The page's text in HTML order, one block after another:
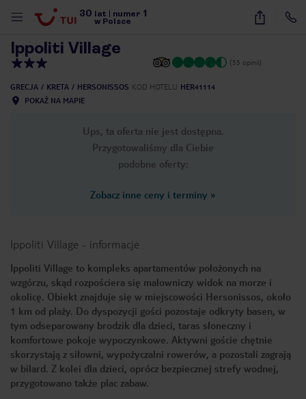
30 lat numer 1
w Polsce
26
Ippoliti Village
(55 opinii)
GRECJA KRETA HERSONISSOS KOD HOTELU HER41114
POKAŻ NA MAPIE
Ups, ta oferta nie jest dostępna.
Przygotowaliśmy dla Ciebie
podobne oferty:
Zobacz inne ceny i terminy »
Ippoliti Village - informacje
Ippoliti Village to kompleks apartamentów położonych na
wzgórzu, skąd rozpościera się malowniczy widok na morze i
okolicę. Obiekt znajduje się w miejscowości Hersonissos, około
1 km od plaży. Do dyspozycji gości pozostaje odkryty basen, w
tym odseparowany brodzik dla dzieci, taras słoneczny i
komfortowe pokoje wypoczynkowe. Aktywni goście chętnie
skorzystają z siłowni, wypożyczalni rowerów, a pozostali zagrają
w bilard. Z kolei dla dzieci, oprócz bezpiecznej strefy wodnej,
przygotowano także plac zabaw.